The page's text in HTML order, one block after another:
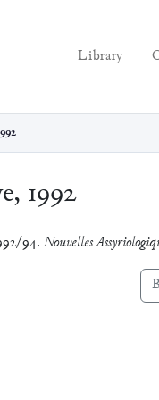
Library
1992
94. Nouvelles